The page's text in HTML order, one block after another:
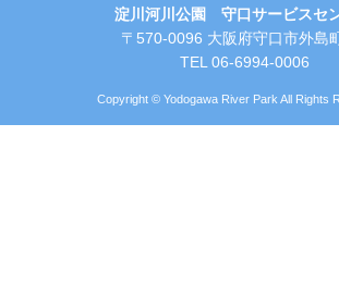
淀川河川公園 守口サービスセ
〒570-0096 大阪府守口市外島
TEL 06-6994-0006
Copyright © Yodogawa River Park All Rights